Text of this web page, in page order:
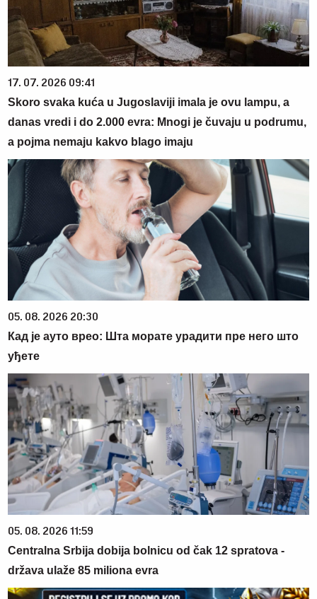
17. 07. 2026 09:41
Skoro svaka kuća u Jugoslaviji imala je ovu lampu, a
danas vredi i do 2.000 evra: Mnogi je čuvaju u podrumu,
a pojma nemaju kakvo blago imaju
05. 08. 2026 20:30
Кад је ауто врео: Шта морате урадити пре него што
уђете
05. 08. 2026 11:59
Centralna Srbija dobija bolnicu od čak 12 spratova -
država ulaže 85 miliona evra